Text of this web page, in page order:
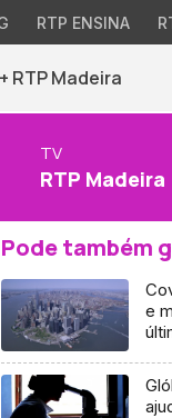
RTP ENSINA
+ RTP Madeira
TV
RTP Madeira
Pode também
e